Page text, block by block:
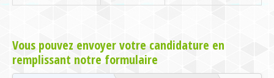
Vous pouvez envoyer votre candidature en
remplissant notre formulaire